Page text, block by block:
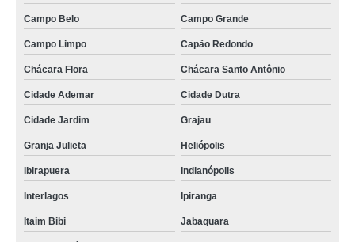
Campo Belo Campo Grande
Campo Limpo Capão Redondo
Chácara Flora Chácara Santo Antônio
Cidade Ademar Cidade Dutra
Cidade Jardim Grajau
Granja Julieta Heliópolis
Ibirapuera Indianópolis
Interlagos Ipiranga
Itaim Bibi Jabaquara